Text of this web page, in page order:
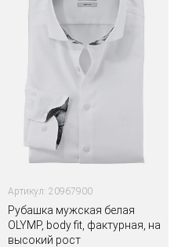
Артикул: 20967900
Рубашка мужская белая
OLYMP, body fit, фактурная, на
высокий рост